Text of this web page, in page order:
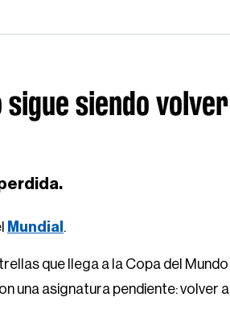
siendo volver
Mundial .
que llega a la Copa del Mundo
una asignatura pendiente: volver a